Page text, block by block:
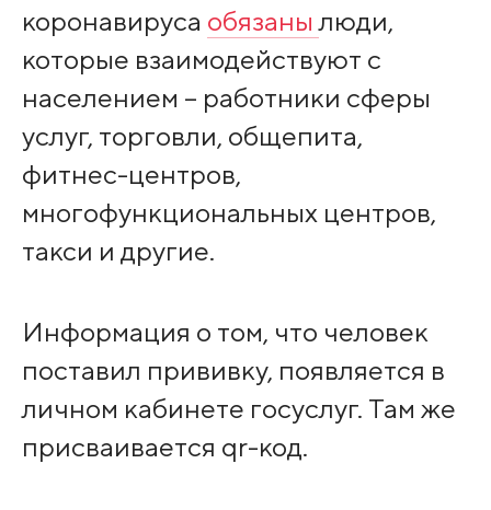
коронавируса обязанылюди,
которые взаимодействуют с
населением – работники сферы
услуг, торговли, общепита,
фитнес-центров,
многофункциональных центров,
такси и другие.
Информация о том, что человек
поставил прививку, появляется в
личном кабинете госуслуг. Там же
присваивается qr-код.